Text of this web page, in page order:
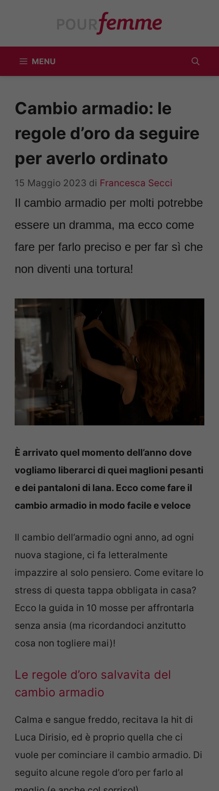
MENU
Cambio armadio: le
regole d’oro da seguire
per averlo ordinato
15 Maggio 2023 di Francesca Secci
Il cambio armadio per molti potrebbe
essere un dramma, ma ecco come
fare per farlo preciso e per far sì che
non diventi una tortura!
È arrivato quel momento dell’anno dove
vogliamo liberarci di quei maglioni pesanti
e dei pantaloni di lana. Ecco come fare il
cambio armadio in modo facile e veloce
Il cambio dell’armadio ogni anno, ad ogni
nuova stagione, ci fa letteralmente
impazzire al solo pensiero. Come evitare lo
stress di questa tappa obbligata in casa?
Ecco la guida in 10 mosse per affrontarla
senza ansia (ma ricordandoci anzitutto
cosa non togliere mai)!
Le regole d’oro salvavita del
cambio armadio
Calma e sangue freddo, recitava la hit di
Luca Dirisio, ed è proprio quella che ci
vuole per cominciare il cambio armadio. Di
seguito alcune regole d’oro per farlo al